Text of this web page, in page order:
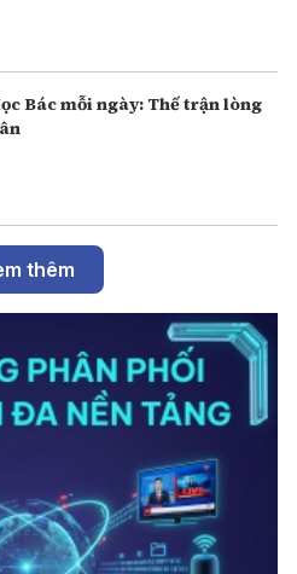
Bác mỗi ngày: Thế trận lòng
thêm